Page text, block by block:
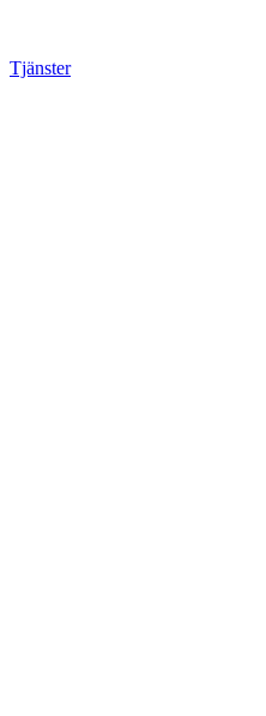
Tjänster